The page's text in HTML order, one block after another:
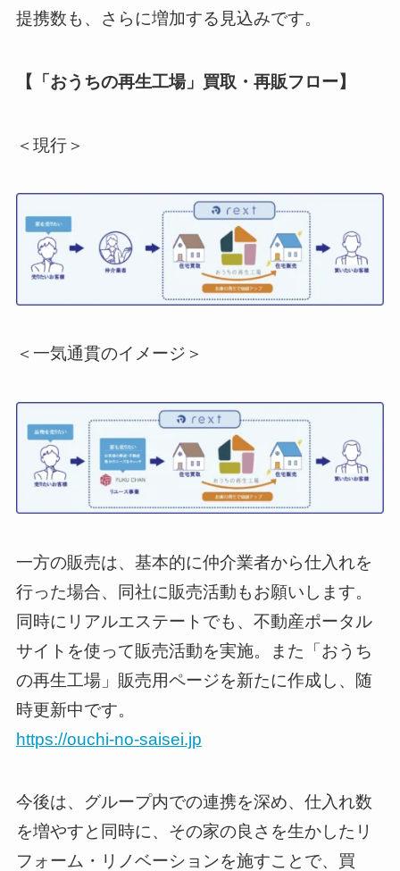
提携数も、さらに増加する見込みです。
【「おうちの再生工場」買取・再販フロー】
＜現行＞
＜一気通貫のイメージ＞
一方の販売は、基本的に仲介業者から仕入れを
行った場合、同社に販売活動もお願いします。
同時にリアルエステートでも、不動産ポータル
サイトを使って販売活動を実施。また「おうち
の再生工場」販売用ページを新たに作成し、随
時更新中です。
https://ouchi-no-saisei.jp
今後は、グループ内での連携を深め、仕入れ数
を増やすと同時に、その家の良さを生かしたリ
フォーム・リノベーションを施すことで、買